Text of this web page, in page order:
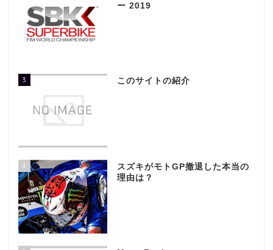
ー 2019
3 このサイトの紹介
4
スズキがモトGP撤退した本当の
理由は？